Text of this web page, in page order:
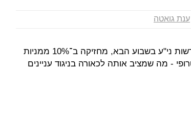
ענת גואטה
ענת גואטה, שתיכנס לתפקיד יו"ר רשות ני"ע בשבוע הבא, מחזיקה ב־10% ממניות
- מה שמציב אותה לכאורה בניגוד עניינים